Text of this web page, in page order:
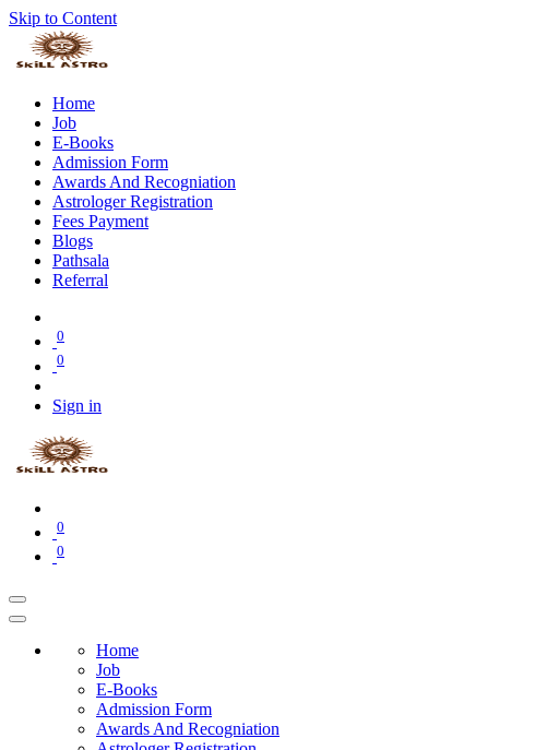
Skip to Content
Home
Job
E-Books
Admission Form
Awards And Recogniation
Astrologer Registration
Fees Payment
Blogs
Pathsala
Referral
0
0
Sign in
0
0
Home
Job
E-Books
Admission Form
Awards And Recogniation